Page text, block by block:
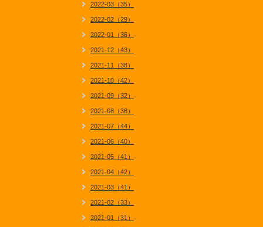
2022-03（35）
2022-02（29）
2022-01（36）
2021-12（43）
2021-11（38）
2021-10（42）
2021-09（32）
2021-08（38）
2021-07（44）
2021-06（40）
2021-05（41）
2021-04（42）
2021-03（41）
2021-02（33）
2021-01（31）